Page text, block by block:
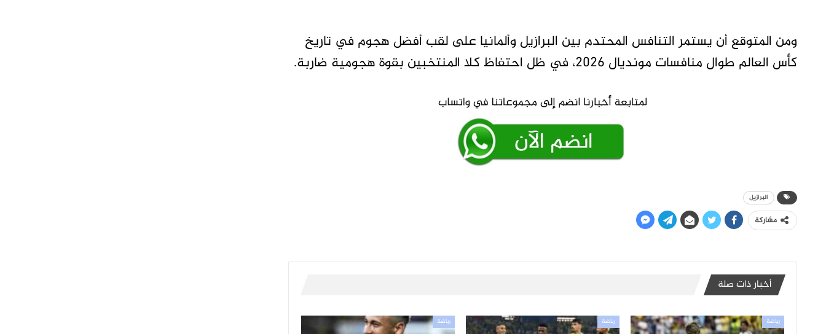
ومن المتوقع أن يستمر التنافس المحتدم بين البرازيل وألمانيا على لقب أفضل هجوم في تاريخ
كأس العالم طوال منافسات مونديال 2026، في ظل احتفاظ كلا المنتخبين بقوة هجومية ضاربة.
البرازيل
مشاركة
أخبار ذات صلة
رياضة رياضة رياضة